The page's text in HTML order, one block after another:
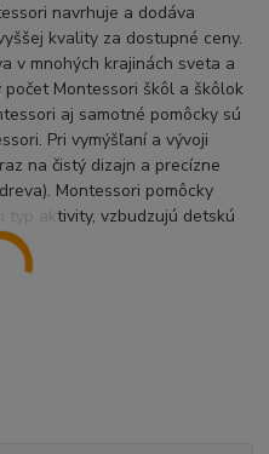
navrhuje a dodáva
kvality za dostupné ceny.
v mnohých krajinách sveta a
Montessori škôl a škôlok
aj samotné pomôcky sú
Pri vymýšľaní a vývoji
na čistý dizajn a precízne
Montessori pomôcky
typ aktivity, vzbudzujú detskú